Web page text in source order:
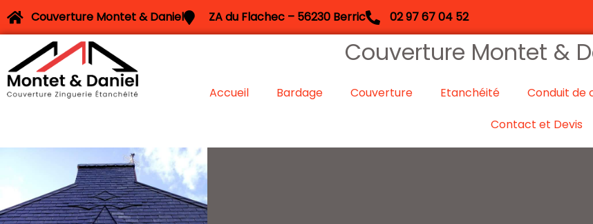
Couverture Montet & Daniel ZA du Flachec – 56230 Berric 02 97 67 04 52
Couverture Montet &
Accueil Bardage Couverture Etanchéité Conduit de
Contact et Devis